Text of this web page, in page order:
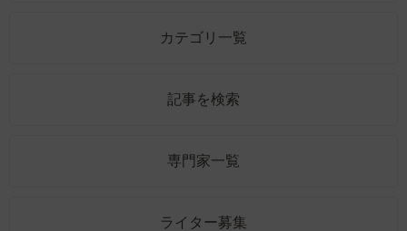
カテゴリ一覧
記事を検索
専門家一覧
ライター募集